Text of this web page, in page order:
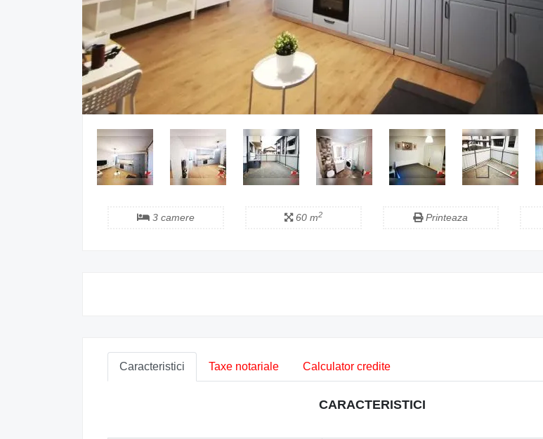
3 camere 60 m2 Printeaza
Caracteristici Taxe notariale Calculator credite
CARACTERISTICI